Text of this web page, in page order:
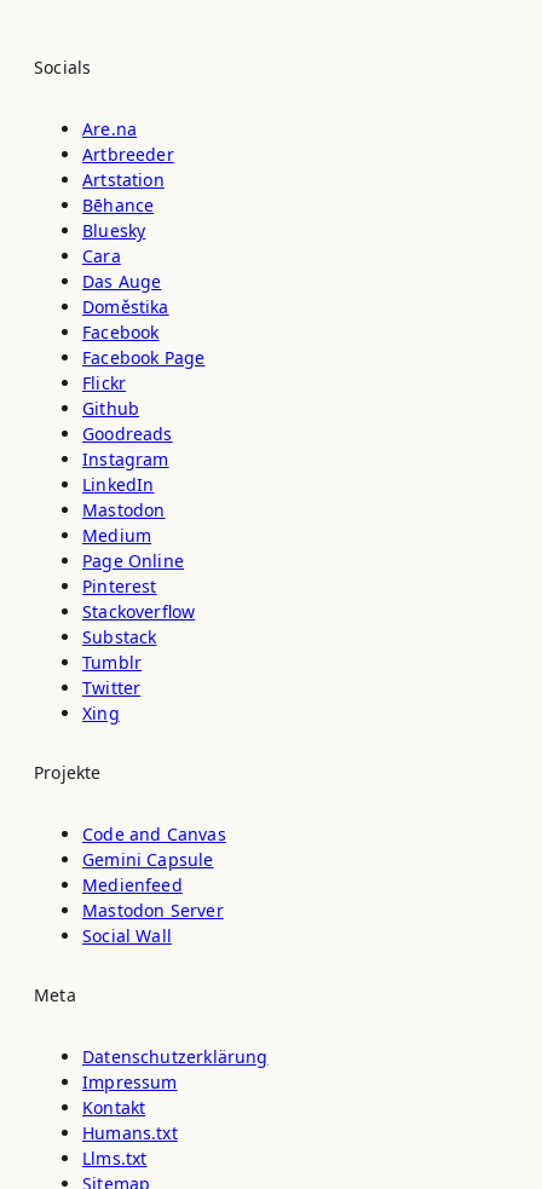
Socials
Are.na
Artbreeder
Artstation
Bēhance
Bluesky
Cara
Das Auge
Doměstika
Facebook
Facebook Page
Flickr
Github
Goodreads
Instagram
LinkedIn
Mastodon
Medium
Page Online
Pinterest
Stackoverflow
Substack
Tumblr
Twitter
Xing
Projekte
Code and Canvas
Gemini Capsule
Medienfeed
Mastodon Server
Social Wall
Meta
Datenschutz­erklärung
Impressum
Kontakt
Humans.txt
Llms.txt
Sitemap